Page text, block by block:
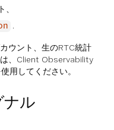
.
ウント、生のRTC統計
、Client Observability
用してください。
ナル